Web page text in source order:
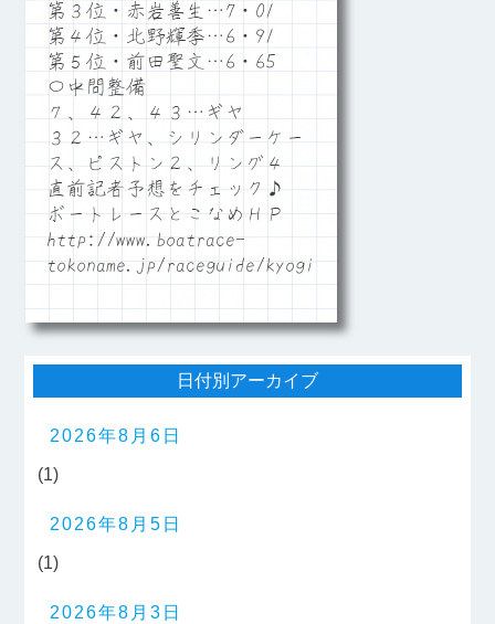
第３位・赤岩善生…7・01
第４位・北野輝季…6・91
第５位・前田聖文…6・65
〇中間整備
７、４２、４３…ギヤ
３２…ギヤ、シリンダーケー
ス、ピストン２、リング４
直前記者予想をチェック♪
ボートレースとこなめＨＰ
http://www.boatrace-
tokoname.jp/raceguide/kyogi06
日付別アーカイブ
2026年8月6日
(1)
2026年8月5日
(1)
2026年8月3日